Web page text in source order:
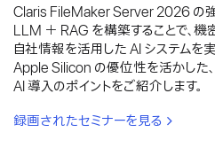
Claris FileMaker Server 2026 の強
LLM ＋ RAG を構築することで、機
自社情報を活用した AI システムを
Apple Silicon の優位性を活かした
AI 導入のポイントをご紹介します。
録画されたセミナーを見る